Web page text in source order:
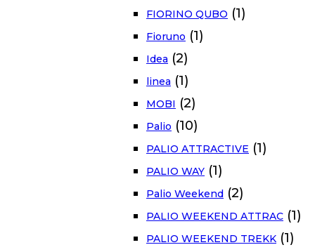
FIORINO QUBO (1)
Fioruno (1)
Idea (2)
linea (1)
MOBI (2)
Palio (10)
PALIO ATTRACTIVE (1)
PALIO WAY (1)
Palio Weekend (2)
PALIO WEEKEND ATTRAC (1)
PALIO WEEKEND TREKK (1)